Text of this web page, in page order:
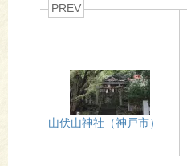
PREV
山伏山神社（神戸市）